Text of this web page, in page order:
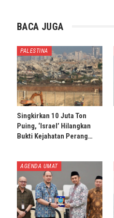
BACA JUGA
PALESTINA
Singkirkan 10 Juta Ton
Puing, ‘Israel’ Hilangkan
Bukti Kejahatan Perang…
AGENDA UMAT